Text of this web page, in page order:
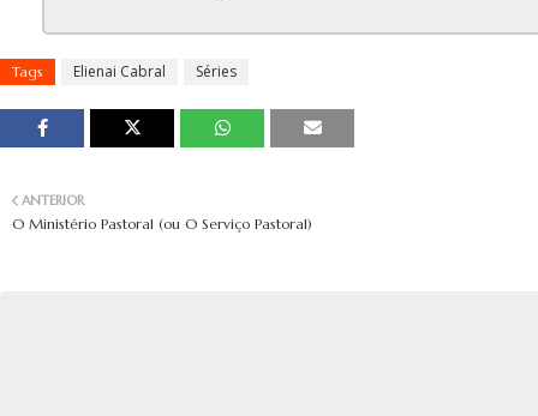
Tags Elienai Cabral Séries
ANTERIOR
O Ministério Pastoral (ou O Serviço Pastoral)